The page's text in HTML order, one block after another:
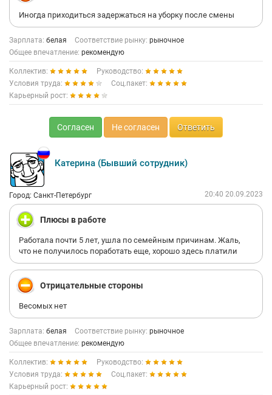
Иногда приходиться задержаться на уборку после смены
Зарплата: белая Соответствие рынку: рыночное
Общее впечатление: рекомендую
Коллектив:
Руководство:
Условия труда:
Соц.пакет:
Карьерный рост:
Согласен Не согласен Ответить
Катерина (Бывший сотрудник)
Город: Санкт-Петербург 20:40 20.09.2023
Плюсы в работе
Работала почти 5 лет, ушла по семейным причинам. Жаль,
что не получилось поработать еще, хорошо здесь платили
Отрицательные стороны
Весомых нет
Зарплата: белая Соответствие рынку: рыночное
Общее впечатление: рекомендую
Коллектив:
Руководство:
Условия труда:
Соц.пакет:
Карьерный рост: